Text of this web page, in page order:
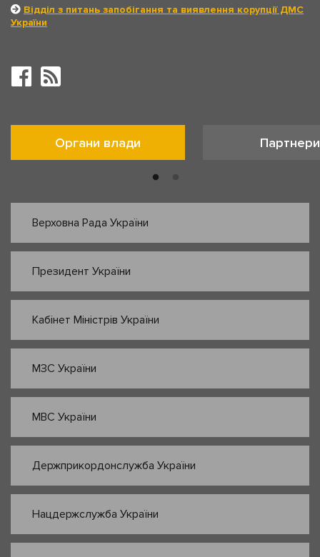
Відділ з питань запобігання та виявлення корупції ДМС
України
Органи влади Партнери
Верховна Рада України
Президент України
Кабінет Міністрів України
МЗС України
МВС України
Держприкордонслужба України
Нацдержслужба України